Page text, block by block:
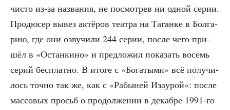
чисто из-за назва­ния, не посмот­рев ни одной серии.
Про­дю­сер вывез актё­ров теат­ра на Таган­ке в Бол­га­
рию, где они озву­чи­ли 244 серии, после чего при­
шёл в «Остан­ки­но» и пред­ло­жил пока­зать восемь
серий бес­плат­но. В ито­ге с «Бога­ты­ми» всё полу­чи­
лось точ­но так же, как с «Рабы­ней Иза­урой»: после
мас­со­вых просьб о про­дол­же­нии в декаб­ре 1991-го